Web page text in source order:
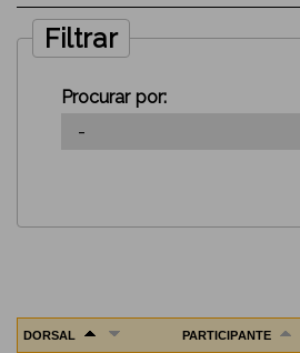
Filtrar
Procurar por:
DORSAL PARTICIPANTE